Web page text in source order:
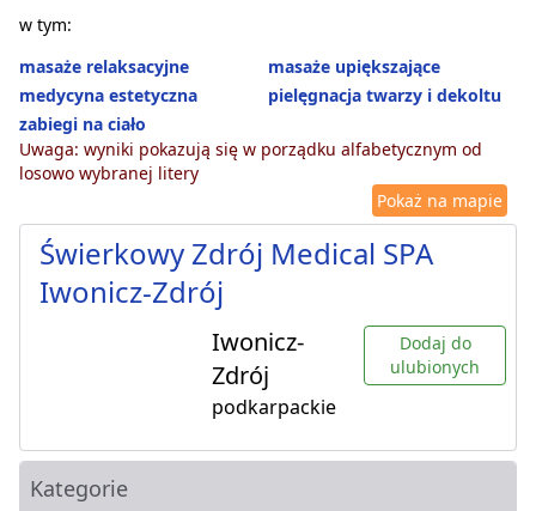
w tym:
masaże relaksacyjne
masaże upiększające
medycyna estetyczna
pielęgnacja twarzy i dekoltu
zabiegi na ciało
Uwaga: wyniki pokazują się w porządku alfabetycznym od
losowo wybranej litery
Pokaż na mapie
Świerkowy Zdrój Medical SPA
Iwonicz-Zdrój
Iwonicz-
Zdrój
podkarpackie
Dodaj do
ulubionych
Kategorie